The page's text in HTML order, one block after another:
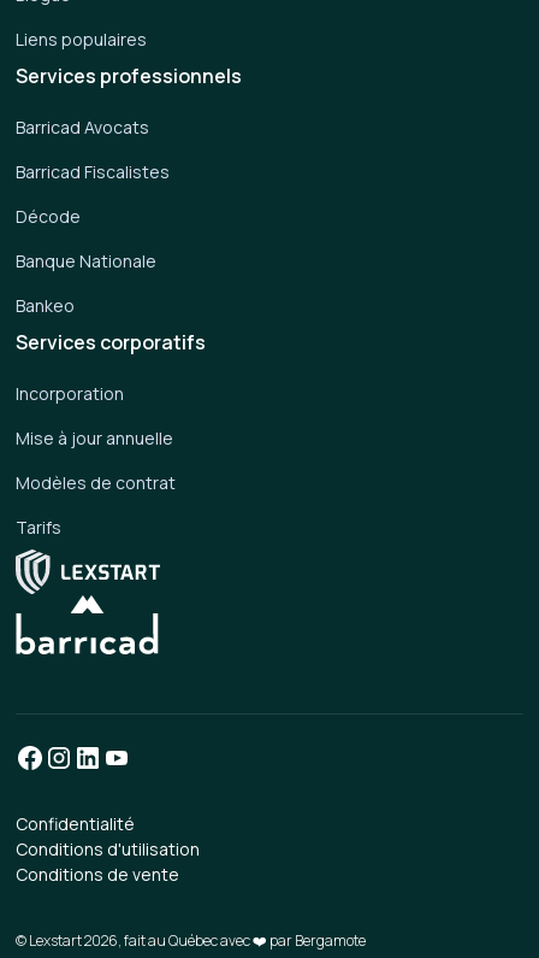
Services corporatifs
Incorporation
Mise à jour annuelle
Modèles de contrat
Tarifs
Services professionnels
Barricad Avocats
Barricad Fiscalistes
Décode
Banque Nationale
Bankeo
Liens populaires
Confidentialité
Conditions d'utilisation
Conditions de vente
© Lexstart 2026, fait au Québec avec ❤️ parBergamote